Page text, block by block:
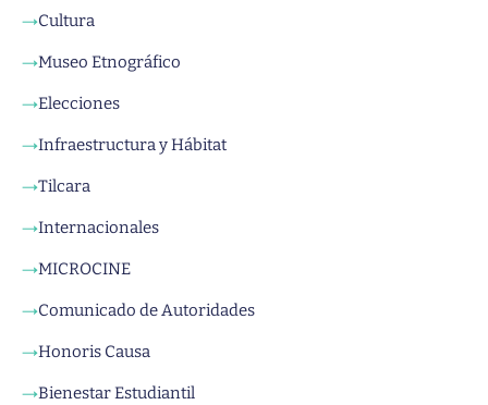
→Cultura
→Museo Etnográfico
→Elecciones
→Infraestructura y Hábitat
→Tilcara
→Internacionales
→MICROCINE
→Comunicado de Autoridades
→Honoris Causa
→Bienestar Estudiantil